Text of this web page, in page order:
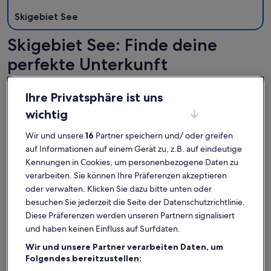
Skigebiet See
Skigebiet See: Finde deine
perfekte Unterkunft
Weitere Infos zu Rustikales Pitztaler Alpenhaus am Bach
Rustikales Pitztaler Alpenhaus am
Weitere Infos zu Rustikales Pitztaler Alpenhaus am Bach
Ihre Privatsphäre ist uns
wichtig
Wir und unsere16 Partner speichern und/ oder greifen
auf Informationen auf einem Gerät zu, z.B. auf eindeutige
Kennungen in Cookies, um personenbezogene Daten zu
verarbeiten. Sie können Ihre Präferenzen akzeptieren
oder verwalten. Klicken Sie dazu bitte unten oder
besuchen Sie jederzeit die Seite der Datenschutzrichtlinie.
Diese Präferenzen werden unseren Partnern signalisiert
und haben keinen Einfluss auf Surfdaten.
Wir und unsere Partner verarbeiten Daten, um
Folgendes bereitzustellen: